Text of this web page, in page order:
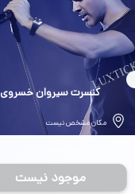
بلیط
کنسرت سیروان خسروی
مکان مشخص نیست
موجود نیست